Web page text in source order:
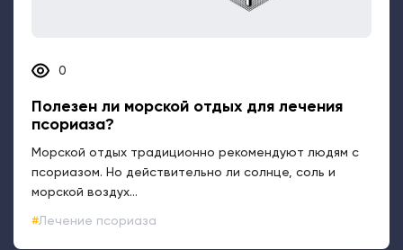
0
Полезен ли морской отдых для лечения
псориаза?
Морской отдых традиционно рекомендуют людям с
псориазом. Но действительно ли солнце, соль и
морской воздух...
Лечение псориаза